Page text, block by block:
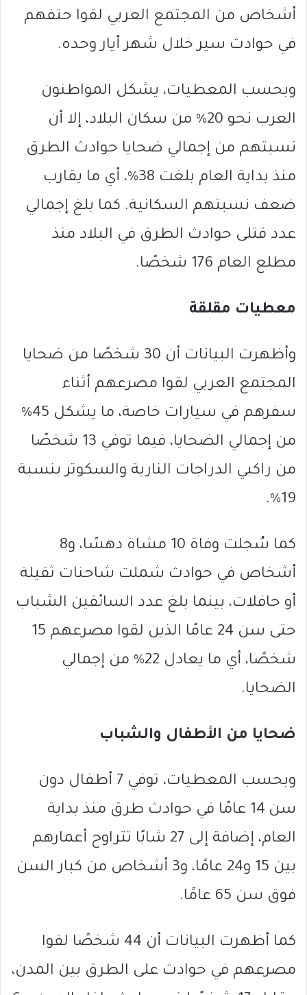
أشخاص من المجتمع العربي لقوا حتفهم
في حوادث سير خلال شهر أيار وحده.
وبحسب المعطيات، يشكل المواطنون
العرب نحو 20% من سكان البلاد، إلا أن
نسبتهم من إجمالي ضحايا حوادث الطرق
منذ بداية العام بلغت 38%، أي ما يقارب
ضعف نسبتهم السكانية. كما بلغ إجمالي
عدد قتلى حوادث الطرق في البلاد منذ
مطلع العام 176 شخصًا.
معطيات مقلقة
وأظهرت البيانات أن 30 شخصًا من ضحايا
المجتمع العربي لقوا مصرعهم أثناء
سفرهم في سيارات خاصة، ما يشكل 45%
من إجمالي الضحايا، فيما توفي 13 شخصًا
من راكبي الدراجات النارية والسكوتر بنسبة
19%.
كما سُجلت وفاة 10 مشاة دهسًا، و8
أشخاص في حوادث شملت شاحنات ثقيلة
أو حافلات، بينما بلغ عدد السائقين الشباب
حتى سن 24 عامًا الذين لقوا مصرعهم 15
شخصًا، أي ما يعادل 22% من إجمالي
الضحايا.
ضحايا من الأطفال والشباب
وبحسب المعطيات، توفي 7 أطفال دون
سن 14 عامًا في حوادث طرق منذ بداية
العام، إضافة إلى 27 شابًا تتراوح أعمارهم
بين 15 و24 عامًا، و3 أشخاص من كبار السن
فوق سن 65 عامًا.
كما أظهرت البيانات أن 44 شخصًا لقوا
مصرعهم في حوادث على الطرق بين المدن،